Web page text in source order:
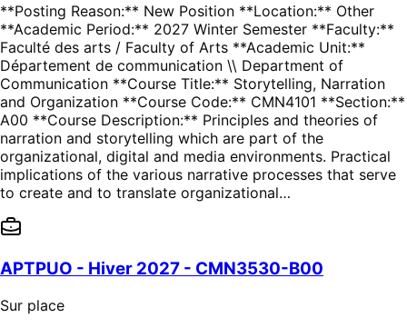
**Posting Reason:** New Position **Location:** Other
**Academic Period:** 2027 Winter Semester **Faculty:**
Faculté des arts / Faculty of Arts **Academic Unit:**
Département de communication \\ Department of
Communication **Course Title:** Storytelling, Narration
and Organization **Course Code:** CMN4101 **Section:**
A00 **Course Description:** Principles and theories of
narration and storytelling which are part of the
organizational, digital and media environments. Practical
implications of the various narrative processes that serve
to create and to translate organizational…
APTPUO - Hiver 2027 - CMN3530-B00
Sur place